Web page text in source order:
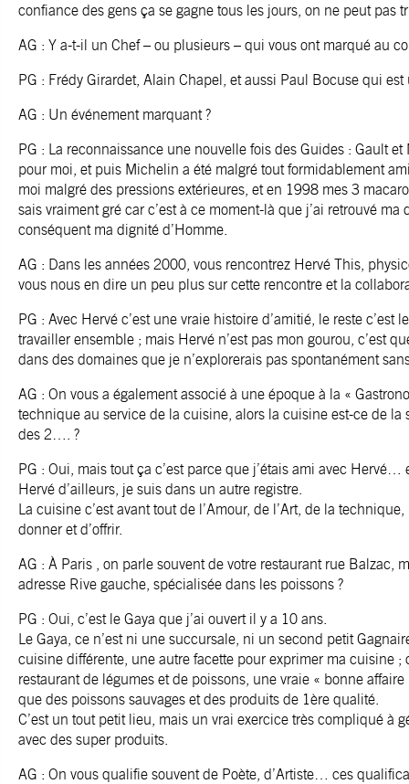
confiance des gens ça se gagne tous les jours, on ne peut pas
AG : Y a-t-il un Chef – ou plusieurs – qui vous ont marqué au
PG : Frédy Girardet, Alain Chapel, et aussi Paul Bocuse qui
AG : Un événement marquant ?
PG : La reconnaissance une nouvelle fois des Guides : Gault
pour moi, et puis Michelin a été malgré tout formidablement
moi malgré des pressions extérieures, et en 1998 mes 3
sais vraiment gré car c’est à ce moment-là que j’ai retrouvé
conséquent ma dignité d’Homme.
AG : Dans les années 2000, vous rencontrez Hervé This,
vous nous en dire un peu plus sur cette rencontre et la
PG : Avec Hervé c’est une vraie histoire d’amitié, le reste
travailler ensemble ; mais Hervé n’est pas mon gourou, c’est
dans des domaines que je n’explorerais pas spontanément
AG : On vous a également associé à une époque à la «
technique au service de la cuisine, alors la cuisine est-ce de la
des 2…. ?
PG : Oui, mais tout ça c’est parce que j’étais ami avec Hervé…
Hervé d’ailleurs, je suis dans un autre registre.
La cuisine c’est avant tout de l’Amour, de l’Art, de la
donner et d’offrir.
AG : À Paris , on parle souvent de votre restaurant rue Balzac,
adresse Rive gauche, spécialisée dans les poissons ?
PG : Oui, c’est le Gaya que j’ai ouvert il y a 10 ans.
Le Gaya, ce n’est ni une succursale, ni un second petit
cuisine différente, une autre facette pour exprimer ma cuisine ;
restaurant de légumes et de poissons, une vraie « bonne
que des poissons sauvages et des produits de 1ère qualité.
C’est un tout petit lieu, mais un vrai exercice très compliqué à
avec des super produits.
AG : On vous qualifie souvent de Poète, d’Artiste… ces